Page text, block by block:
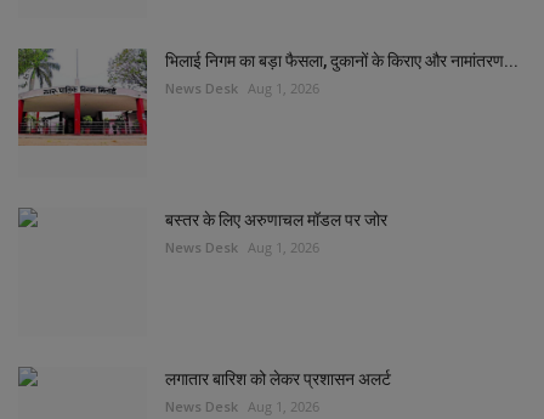
भिलाई निगम का बड़ा फैसला, दुकानों के किराए और नामांतरण...
News Desk Aug 1, 2026
बस्तर के लिए अरुणाचल मॉडल पर जोर
News Desk Aug 1, 2026
लगातार बारिश को लेकर प्रशासन अलर्ट
News Desk Aug 1, 2026